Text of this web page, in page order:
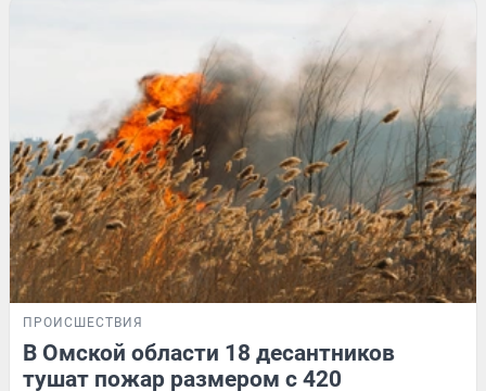
ПРОИСШЕСТВИЯ
В Омской области 18 десантников
тушат пожар размером с 420